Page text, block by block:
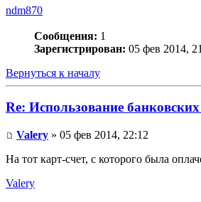
ndm870
Сообщения: 1
Зарегистрирован: 05 фев 2014,
Вернуться к началу
Re: Использование
Valery » 05 фев 2014, 22:12
На тот карт-счет, с которого была
Valery